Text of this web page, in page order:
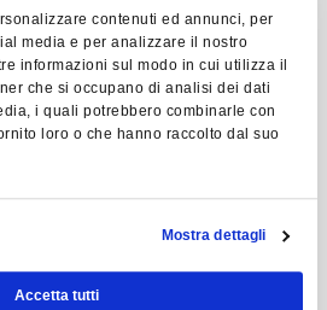
contenuti ed annunci, per
media e per analizzare il nostro
informazioni sul modo in cui utilizza il
che si occupano di analisi dei dati
i quali potrebbero combinarle con
loro o che hanno raccolto dal suo
Mostra dettagli
Accetta tutti
ERP e sistemi di fabbrica.
siamo in grado di
to-end che unisce gestione
avanzata e ottimizzazione
in modo complementare,